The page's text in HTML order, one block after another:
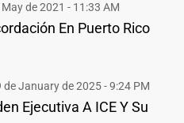
de 2021 - 11:33 AM
En Puerto Rico
de January de 2025 - 9:24 PM
Ejecutiva A ICE Y Su